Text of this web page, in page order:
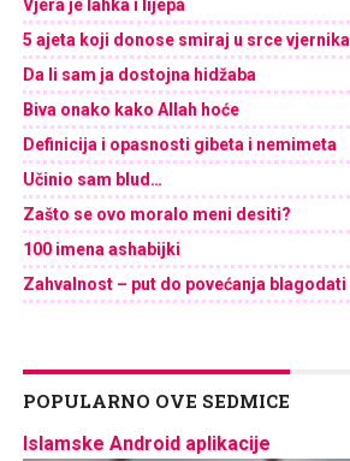
Vjera je lahka i lijepa
5 ajeta koji donose smiraj u srce vjernika
Da li sam ja dostojna hidžaba
Biva onako kako Allah hoće
Definicija i opasnosti gibeta i nemimeta
Učinio sam blud…
Zašto se ovo moralo meni desiti?
100 imena ashabijki
Zahvalnost – put do povećanja blagodati
POPULARNO OVE SEDMICE
Islamske Android aplikacije